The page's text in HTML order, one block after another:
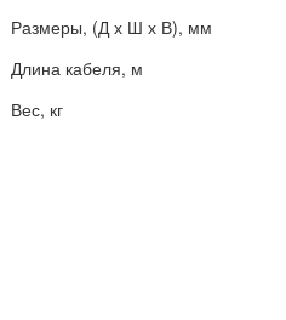
Размеры, (Д х Ш х В), мм
Длина кабеля, м
Вес, кг